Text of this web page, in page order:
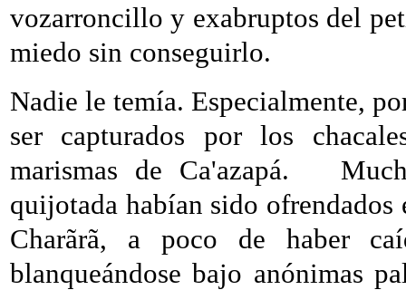
vozarroncillo y exabruptos del
miedo sin conseguirlo.
Nadie le temía. Especialmente,
ser capturados por los
marismas de Ca'azapá.
quijotada habían sido
Charãrã, a poco de haber
blanqueándose bajo anónimas